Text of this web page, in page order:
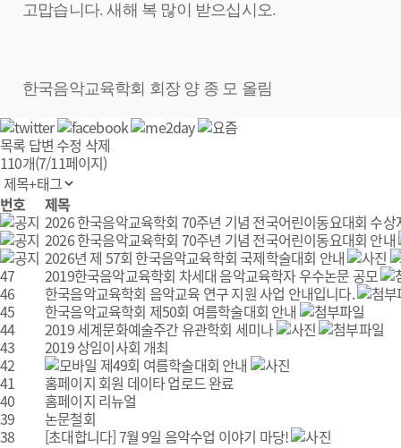
고맙습니다. 새해 복 많이 받으십시오.
한국음악교육학회 회장 양 종 모 올림
목록 답변 수정 삭제
110개(7/11페이지)
번호
제목
2026 한국음악교육학회 70주년 기념 전국어린이동요대회 수상
2026 한국음악교육학회 70주년 기념 전국어린이동요대회 안내
2026년 제 57회 한국음악교육학회 국제학술대회 안내
47
2019한국음악교육학회 차세대 음악교육학자 우수논문 공모
46
한국음악교육학회 음악교육 연구 지원 사업 안내입니다.
45
한국음악교육학회 제50회 여름학술대회 안내
44
2019 세계문화예술주간 유관학회 세미나
43
2019 상임이사회 개최
42
제49회 여름학술대회 안내
41
홈페이지 회원 데이타 업로드 완료
40
홈페이지 리뉴얼
39
논문철회
38
[초대합니다] 7월 9일 음악수업 이야기 마당!